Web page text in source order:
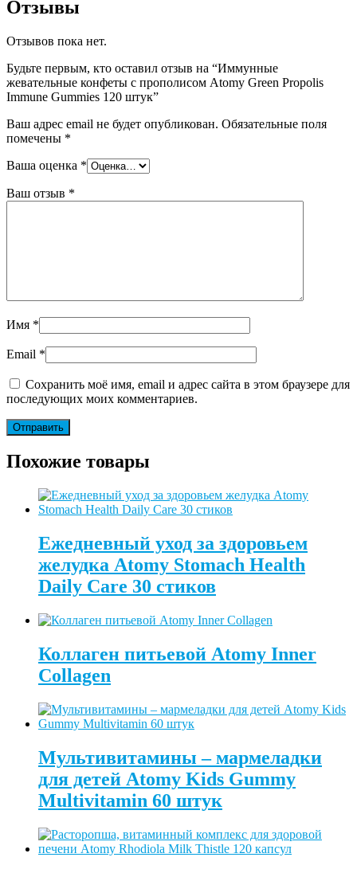
Отзывы
Отзывов пока нет.
Будьте первым, кто оставил отзыв на “Иммунные
жевательные конфеты с прополисом Atomy Green Propolis
Immune Gummies 120 штук”
Ваш адрес email не будет опубликован. Обязательные поля
помечены *
Ваша оценка *
Ваш отзыв *
Имя *
Email *
Сохранить моё имя, email и адрес сайта в этом браузере для
последующих моих комментариев.
Похожие товары
Ежедневный уход за здоровьем
желудка Atomy Stomach Health
Daily Care 30 стиков
Коллаген питьевой Atomy Inner
Collagen
Мультивитамины – мармеладки
для детей Atomy Kids Gummy
Multivitamin 60 штук